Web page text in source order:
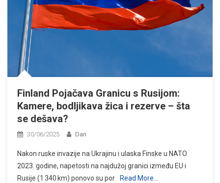
Finland Pojačava Granicu s Rusijom:
Kamere, bodljikava žica i rezerve – šta
se dešava?
30/06/2025 Dan
Nakon ruske invazije na Ukrajinu i ulaska Finske u NATO
2023. godine, napetosti na najdužoj granici između EU i
Rusije (1 340 km) ponovo su por
Read More…